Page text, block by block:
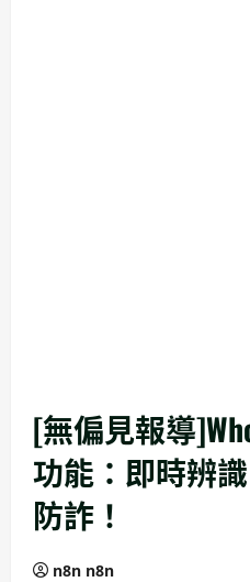
[無偏見報導
功能：即時辨
防詐！
n8n n8n